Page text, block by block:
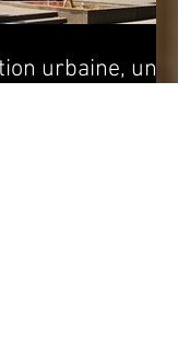
urbaine, une